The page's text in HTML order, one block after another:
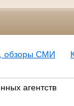
обзоры СМИ
агентств